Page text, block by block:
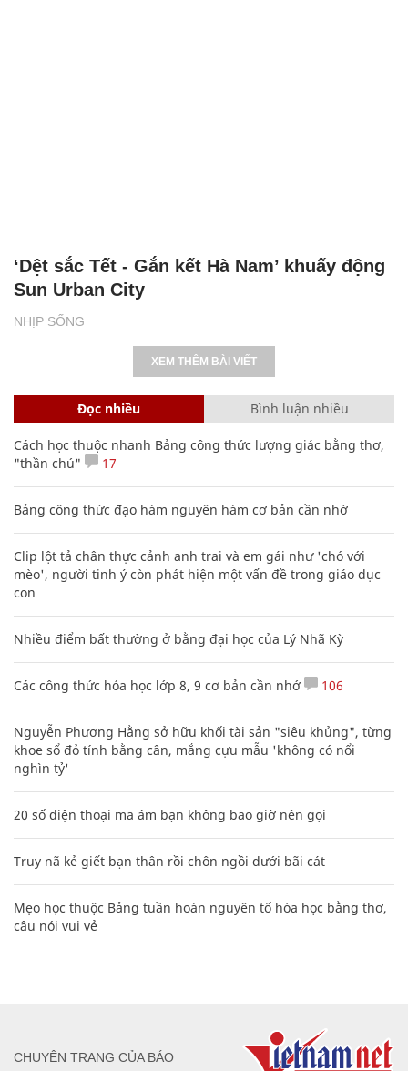
NHỊP SỐNG
‘Dệt sắc Tết - Gắn kết Hà Nam’ khuấy động
Sun Urban City
XEM THÊM BÀI VIẾT
Đọc nhiều Bình luận nhiều
Cách học thuộc nhanh Bảng công thức lượng giác bằng thơ,
"thần chú"
17
Bảng công thức đạo hàm nguyên hàm cơ bản cần nhớ
Clip lột tả chân thực cảnh anh trai và em gái như 'chó với
mèo', người tinh ý còn phát hiện một vấn đề trong giáo dục
con
Nhiều điểm bất thường ở bằng đại học của Lý Nhã Kỳ
Các công thức hóa học lớp 8, 9 cơ bản cần nhớ 106
Nguyễn Phương Hằng sở hữu khối tài sản "siêu khủng", từng
khoe sổ đỏ tính bằng cân, mắng cựu mẫu 'không có nổi
nghìn tỷ'
20 số điện thoại ma ám bạn không bao giờ nên gọi
Truy nã kẻ giết bạn thân rồi chôn ngồi dưới bãi cát
Mẹo học thuộc Bảng tuần hoàn nguyên tố hóa học bằng thơ,
câu nói vui vẻ
CHUYÊN TRANG CỦA BÁO